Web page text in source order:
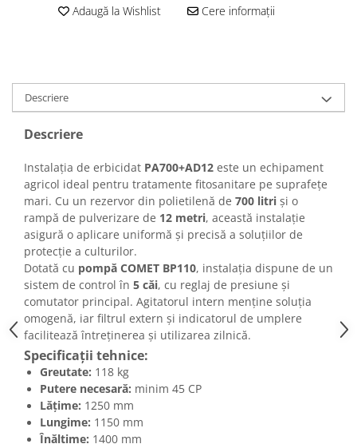
Adaugă la Wishlist Cere informații
Descriere
Descriere
Instalația de erbicidat PA700+AD12 este un echipament
agricol ideal pentru tratamente fitosanitare pe suprafețe
mari. Cu un rezervor din polietilenă de 700 litri și o
rampă de pulverizare de 12 metri, această instalație
asigură o aplicare uniformă și precisă a soluțiilor de
protecție a culturilor.
Dotată cu pompă COMET BP110, instalația dispune de un
sistem de control în 5 căi, cu reglaj de presiune și
comutator principal. Agitatorul intern menține soluția
omogenă, iar filtrul extern și indicatorul de umplere
facilitează întreținerea și utilizarea zilnică.
Specificații tehnice:
Greutate: 118 kg
Putere necesară: minim 45 CP
Lățime: 1250 mm
Lungime: 1150 mm
Înălțime: 1400 mm